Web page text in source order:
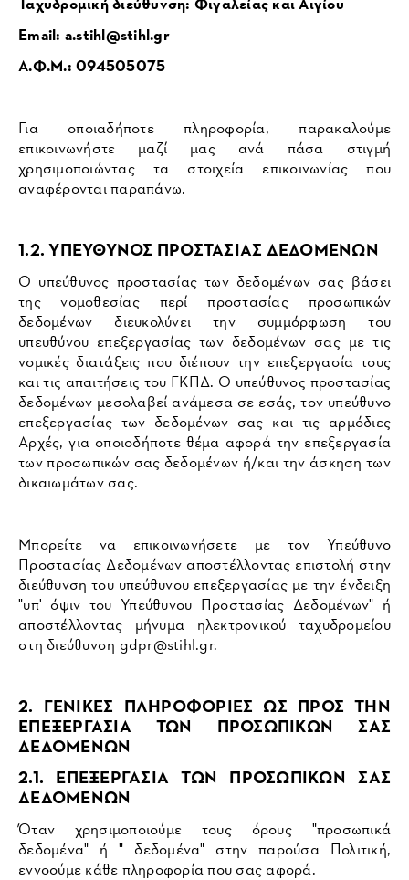
Email: a.stihl@stihl.gr
Α.Φ.Μ.: 094505075
Για οποιαδήποτε πληροφορία, παρακαλούμε
επικοινωνήστε μαζί μας ανά πάσα στιγμή
χρησιμοποιώντας τα στοιχεία επικοινωνίας που
αναφέρονται παραπάνω.
1.2. ΥΠΕΥΘΥΝΟΣ ΠΡΟΣΤΑΣΙΑΣ ΔΕΔΟΜΕΝΩΝ
O υπεύθυνος προστασίας των δεδομένων σας βάσει
της νομοθεσίας περί προστασίας προσωπικών
δεδομένων διευκολύνει την συμμόρφωση του
υπευθύνου επεξεργασίας των δεδομένων σας με τις
νομικές διατάξεις που διέπουν την επεξεργασία τους
και τις απαιτήσεις του ΓΚΠΔ. Ο υπεύθυνος προστασίας
δεδομένων μεσολαβεί ανάμεσα σε εσάς, τον υπεύθυνο
επεξεργασίας των δεδομένων σας και τις αρμόδιες
Αρχές, για οποιοδήποτε θέμα αφορά την επεξεργασία
των προσωπικών σας δεδομένων ή/και την άσκηση των
δικαιωμάτων σας.
Μπορείτε να επικοινωνήσετε με τον Υπεύθυνο
Προστασίας Δεδομένων αποστέλλοντας επιστολή στην
διεύθυνση του υπεύθυνου επεξεργασίας με την ένδειξη
"υπ' όψιν του Υπεύθυνου Προστασίας Δεδομένων" ή
αποστέλλοντας μήνυμα ηλεκτρονικού ταχυδρομείου
στη διεύθυνση gdpr@stihl.gr.
2. ΓΕΝΙΚΕΣ ΠΛΗΡΟΦΟΡΙΕΣ ΩΣ ΠΡΟΣ ΤΗΝ
ΕΠΕΞΕΡΓΑΣΙΑ ΤΩΝ ΠΡΟΣΩΠΙΚΩΝ ΣΑΣ
ΔΕΔΟΜΕΝΩΝ
2.1. ΕΠΕΞΕΡΓΑΣΙΑ ΤΩΝ ΠΡΟΣΩΠΙΚΩΝ ΣΑΣ
ΔΕΔΟΜΕΝΩΝ
Όταν χρησιμοποιούμε τους όρους "προσωπικά
δεδομένα" ή " δεδομένα" στην παρούσα Πολιτική,
εννοούμε κάθε πληροφορία που σας αφορά.